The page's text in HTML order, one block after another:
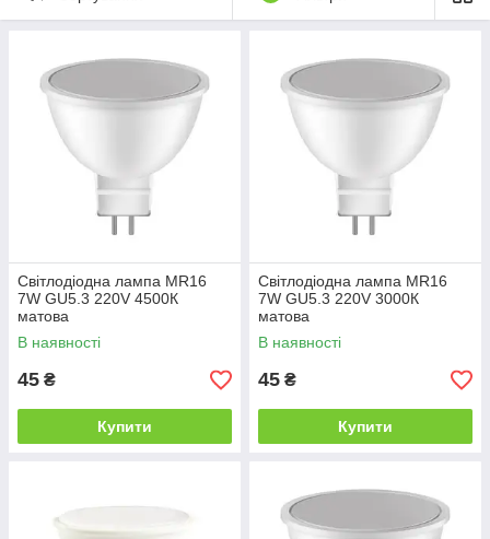
Світлодіодна лампа MR16
7W GU5.3 220V 4500К
матова
В наявності
45 ₴
Купити
Світлодіодна лампа MR16
7W GU5.3 220V 3000К
матова
В наявності
45 ₴
Купити